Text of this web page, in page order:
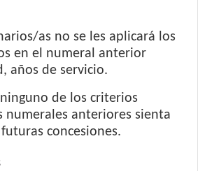
as no se les aplicará los
en el numeral anterior
años de servicio.
de los criterios
numerales anteriores sienta
concesiones.